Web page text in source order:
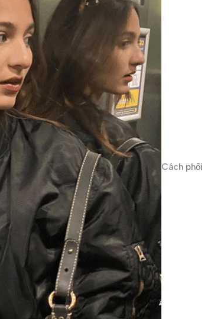
Cách phối